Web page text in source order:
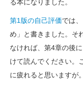
る本になりました。
第1版の自己評価では
め」と書きました。そ
なければ、第4章の後
けて読んでください。
に疲れると思いますが。